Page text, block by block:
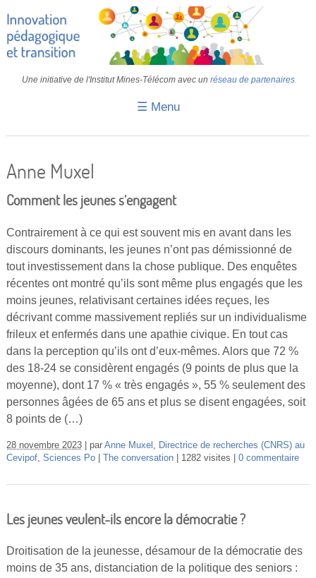
Une initiative de l'Institut Mines-Télécom avec un réseau de partenaires
☰ Menu
IMT
Colloques
Vidéos
S’inscrire
Se connecter
Anne Muxel
Comment les jeunes s’engagent
Contrairement à ce qui est souvent mis en avant dans les
discours dominants, les jeunes n’ont pas démissionné de
tout investissement dans la chose publique. Des enquêtes
récentes ont montré qu’ils sont même plus engagés que les
moins jeunes, relativisant certaines idées reçues, les
décrivant comme massivement repliés sur un individualisme
frileux et enfermés dans une apathie civique. En tout cas
dans la perception qu’ils ont d’eux-mêmes. Alors que 72 %
des 18-24 se considèrent engagés (9 points de plus que la
moyenne), dont 17 % « très engagés », 55 % seulement des
personnes âgées de 65 ans et plus se disent engagées, soit
8 points de (…)
28 novembre 2023 par Anne Muxel
Directrice de recherches (CNRS) au
Cevipof, Sciences Po The conversation 1282 visites 0 commentaire
Les jeunes veulent-ils encore la démocratie ?
Droitisation de la jeunesse, désamour de la démocratie des
moins de 35 ans, distanciation de la politique des seniors :